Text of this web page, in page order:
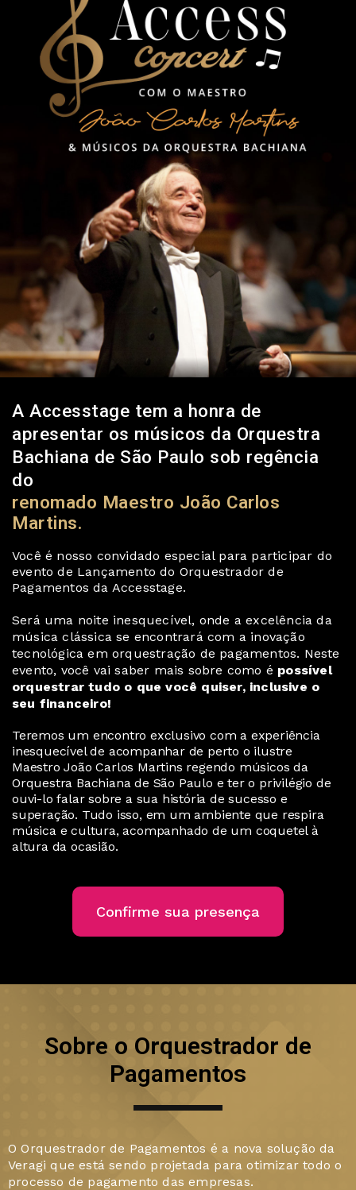
A Accesstage tem a honra de
apresentar os músicos da Orquestra
Bachiana de São Paulo sob regência
do
renomado Maestro João Carlos
Martins.
Você é nosso convidado especial para participar do
evento de Lançamento do Orquestrador de
Pagamentos da Accesstage.
Será uma noite inesquecível, onde a excelência da
música clássica se encontrará com a inovação
tecnológica em orquestração de pagamentos. Neste
evento, você vai saber mais sobre como é possível
orquestrar tudo o que você quiser, inclusive o
seu financeiro!
Teremos um encontro exclusivo com a experiência
inesquecível de acompanhar de perto o ilustre
Maestro João Carlos Martins regendo músicos da
Orquestra Bachiana de São Paulo e ter o privilégio de
ouvi-lo falar sobre a sua história de sucesso e
superação. Tudo isso, em um ambiente que respira
música e cultura, acompanhado de um coquetel à
altura da ocasião.
Confirme sua presença
Sobre o Orquestrador de
Pagamentos
O Orquestrador de Pagamentos é a nova solução da
Veragi que está sendo projetada para otimizar todo o
processo de pagamento das empresas.